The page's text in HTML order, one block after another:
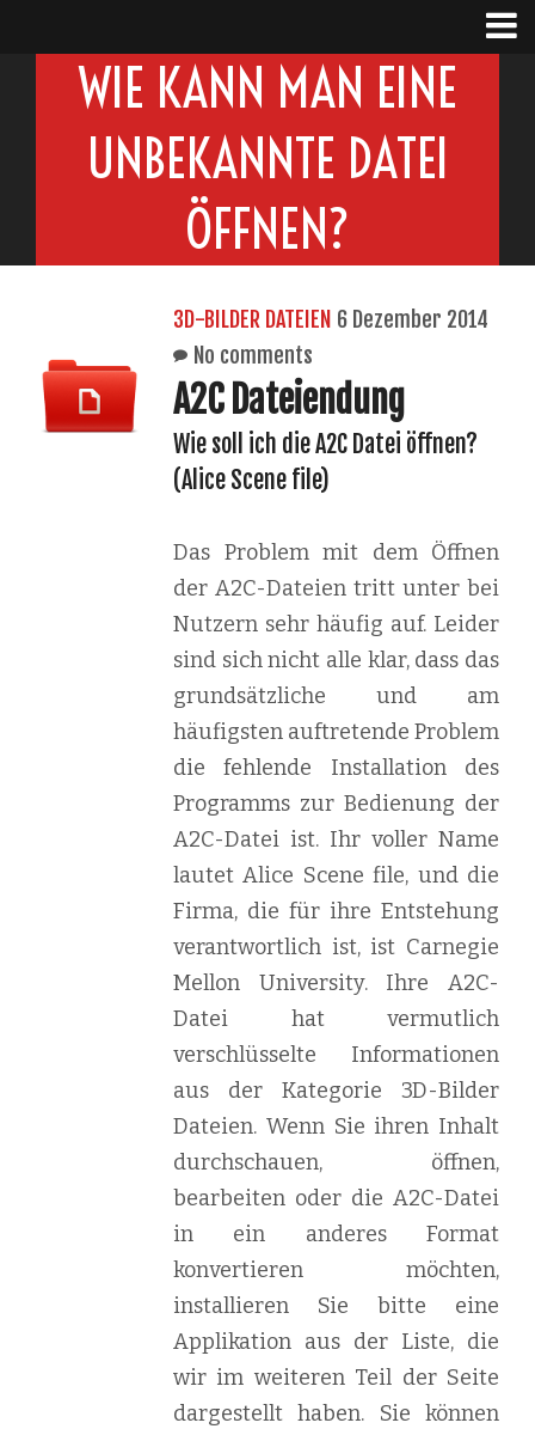
WIE KANN MAN EINE
UNBEKANNTE DATEI
ÖFFNEN?
3D-BILDER DATEIEN 6 Dezember 2014
No comments
A2C Dateiendung
Wie soll ich die A2C Datei öffnen?
(Alice Scene file)
Das Problem mit dem Öffnen
der A2C-Dateien tritt unter bei
Nutzern sehr häufig auf. Leider
sind sich nicht alle klar, dass das
grundsätzliche und am
häufigsten auftretende Problem
die fehlende Installation des
Programms zur Bedienung der
A2C-Datei ist. Ihr voller Name
lautet Alice Scene file, und die
Firma, die für ihre Entstehung
verantwortlich ist, ist Carnegie
Mellon University. Ihre A2C-
Datei hat vermutlich
verschlüsselte Informationen
aus der Kategorie 3D-Bilder
Dateien. Wenn Sie ihren Inhalt
durchschauen, öffnen,
bearbeiten oder die A2C-Datei
in ein anderes Format
konvertieren möchten,
installieren Sie bitte eine
Applikation aus der Liste, die
wir im weiteren Teil der Seite
dargestellt haben. Sie können